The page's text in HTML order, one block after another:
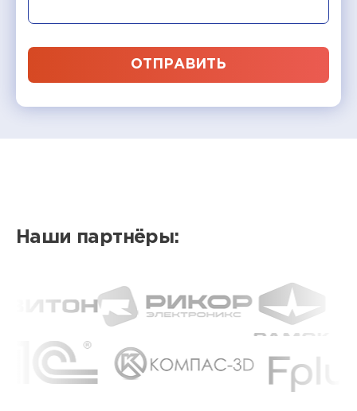
ОТПРАВИТЬ
Наши партнёры: